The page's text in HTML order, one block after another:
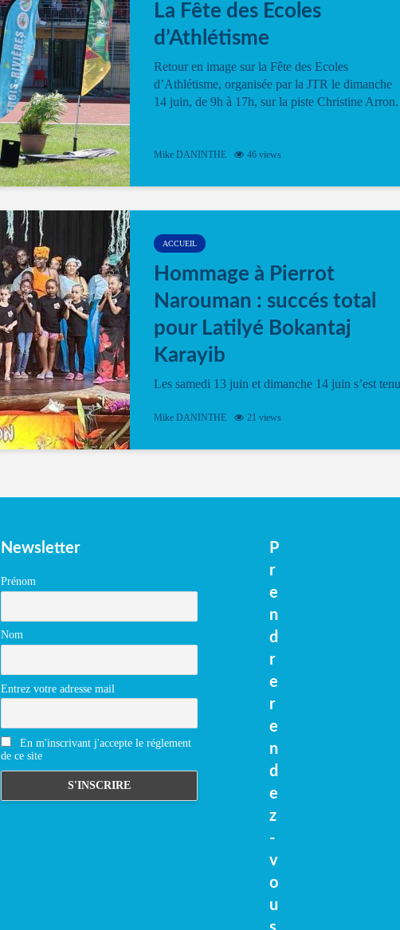
La Fête des Ecoles
d’Athlétisme
Retour en image sur la Fête des Ecoles
d’Athlétisme, organisée par la JTR le dimanche
14 juin, de 9h à 17h, sur la piste Christine Arron.
Mike DANINTHE 46 views
ACCUEIL
Hommage à Pierrot
Narouman : succés total
pour Latilyé Bokantaj
Karayib
Les samedi 13 juin et dimanche 14 juin s’est tenu
vibrant à Pierrot Narouman, organisé par
spectacle de fin d’année, présenté à la salle...
Mike DANINTHE 21 views
Newsletter
Prénom
Nom
Entrez votre adresse mail
En m'inscrivant j'accepte le réglement
de ce site
P
r
e
n
d
r
e
r
e
n
d
e
z
-
v
o
u